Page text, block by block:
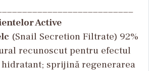
Active
(Snail Secretion Filtrate) 92%
recunoscut pentru efectul
sprijină regenerarea